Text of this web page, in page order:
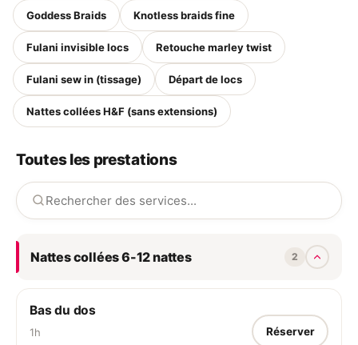
Goddess Braids Knotless braids fine
Fulani invisible locs Retouche marley twist
Fulani sew in (tissage) Départ de locs
Nattes collées H&F (sans extensions)
Toutes les prestations
Nattes collées 6-12 nattes 2
Bas du dos
1h Réserver